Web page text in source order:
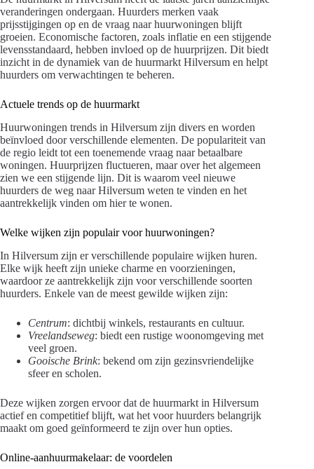
veranderingen ondergaan. Huurders merken vaak
prijsstijgingen op en de vraag naar huurwoningen blijft
groeien. Economische factoren, zoals inflatie en een stijgende
levensstandaard, hebben invloed op de huurprijzen. Dit biedt
inzicht in de dynamiek van de huurmarkt Hilversum en helpt
huurders om verwachtingen te beheren.
Actuele trends op de huurmarkt
Huurwoningen trends in Hilversum zijn divers en worden
beïnvloed door verschillende elementen. De populariteit van
de regio leidt tot een toenemende vraag naar betaalbare
woningen. Huurprijzen fluctueren, maar over het algemeen
zien we een stijgende lijn. Dit is waarom veel nieuwe
huurders de weg naar Hilversum weten te vinden en het
aantrekkelijk vinden om hier te wonen.
Welke wijken zijn populair voor huurwoningen?
In Hilversum zijn er verschillende populaire wijken huren.
Elke wijk heeft zijn unieke charme en voorzieningen,
waardoor ze aantrekkelijk zijn voor verschillende soorten
huurders. Enkele van de meest gewilde wijken zijn:
Centrum: dichtbij winkels, restaurants en cultuur.
Vreelandseweg: biedt een rustige woonomgeving met
veel groen.
Gooische Brink: bekend om zijn gezinsvriendelijke
sfeer en scholen.
Deze wijken zorgen ervoor dat de huurmarkt in Hilversum
actief en competitief blijft, wat het voor huurders belangrijk
maakt om goed geïnformeerd te zijn over hun opties.
Online-aanhuurmakelaar: de voordelen